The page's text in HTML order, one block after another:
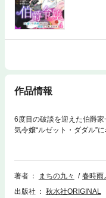
作品情報
6度目の破談を迎えた伯爵
気令嬢“ルゼット・ダダル”
顔出しが出来ないことと求
者が絶えないリュゼット。
づいた時にプライドと世間
あげること。既に破談慣れ
いなのだからさっさと気づ
著者 まちの九々
春時雨
出版社
秋水社ORIGINAL